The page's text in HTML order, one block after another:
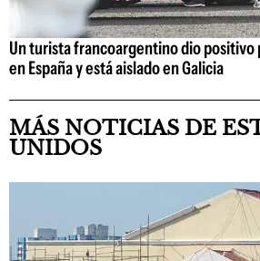
Un turista francoargentino dio positivo
en España y está aislado en Galicia
MÁS NOTICIAS DE
UNIDOS